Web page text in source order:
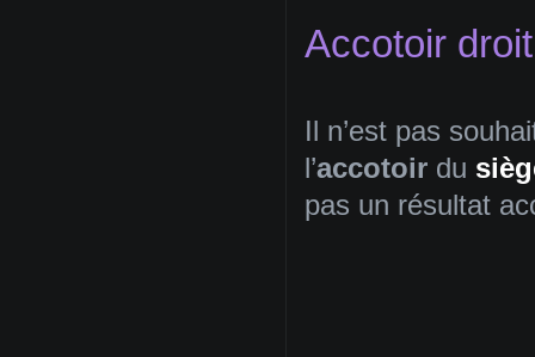
Accotoir
Il n’est pas
l’accotoir du
pas un résultat